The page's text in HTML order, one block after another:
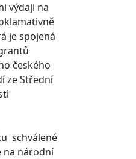
výdaji na
je spojená
českého
ze Střední
schválené
na národní